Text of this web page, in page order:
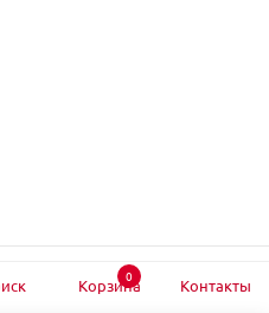
0
Корзина Контакты